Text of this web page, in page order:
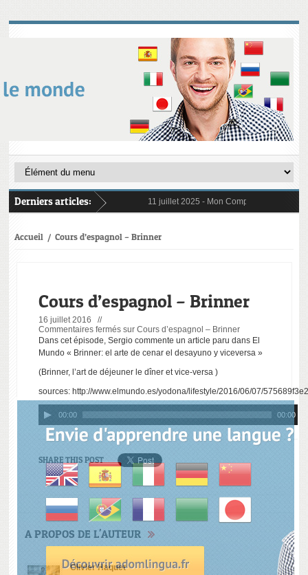
Derniers articles: 11 juillet 2025 -Mon Compte Formation
6 janvier 2025 -Au 1er janvier 2025, le
Accueil /Cours d’espagnol – Brinner
Cours d’espagnol – Brinner
16 juillet 2016 //
Commentaires ferméssur Cours d’espagnol – Brinner
Dans cet épisode, Sergio commente un article paru dans El
Mundo « Brinner: el arte de cenar el desayuno y viceversa »
(Brinner, l’art de déjeuner le dîner et vice-versa )
sources: http://www.elmundo.es/yodona/lifestyle/2016/06/07/
audio00:00 00:00
SHARE THIS POST
A PROPOS DE L'AUTEUR
Olivier Haquet